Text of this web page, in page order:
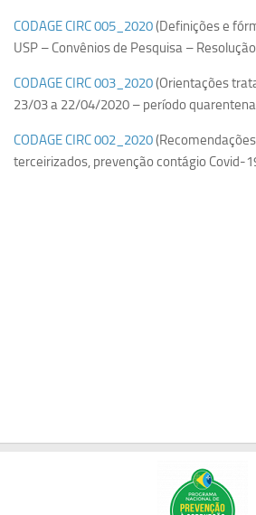
Balanço
Demonstrativos de Receitas e Despesas
Despesa Média por Aluno
Informativo CODAGE
Orçamento USP
Planilha CRUESP
CODAGE CIRC 005_2020(Definições e
USP – Convênios de Pesquisa –
CODAGE CIRC 003_2020(Orientações
23/03 a 22/04/2020 – período
CODAGE CIRC 002_2020
terceirizados, prevenção contágio Covid-